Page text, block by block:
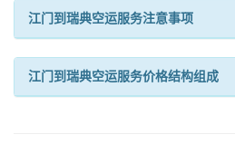
江门到瑞典空运服务注意事项
江门到瑞典空运服务价格结构组成